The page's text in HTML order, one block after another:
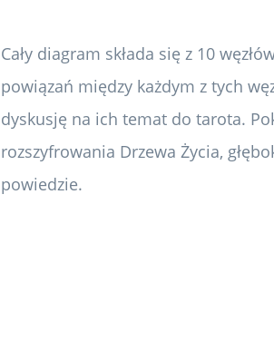
Cały diagram składa się z 10
powiązań między każdym z tych
dyskusję na ich temat do tarota.
rozszyfrowania Drzewa Życia,
powiedzie.